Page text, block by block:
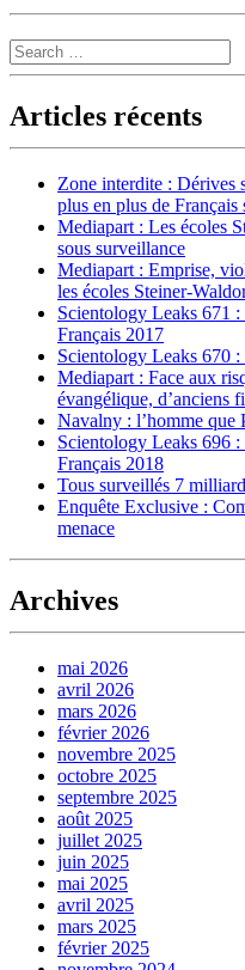
Search
Articles récents
Zone interdite : Dérives
plus en plus de Français
Mediapart : Les écoles
sous surveillance
Mediapart : Emprise,
les écoles Steiner-
Scientology Leaks 671
Français 2017
Scientology Leaks 670
Mediapart : Face aux
évangélique, d’anciens
Navalny : l’homme que
Scientology Leaks 696
Français 2018
Tous surveillés 7
Enquête Exclusive :
menace
Archives
mai 2026
avril 2026
mars 2026
février 2026
novembre 2025
octobre 2025
septembre 2025
août 2025
juillet 2025
juin 2025
mai 2025
avril 2025
mars 2025
février 2025